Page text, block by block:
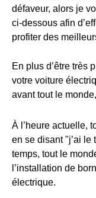
défaveur, alors je
ci-dessous afin
profiter des
En plus d’être très
votre voiture
avant tout le
À l’heure actuelle,
en se disant "j’ai le
temps, tout le
l’installation de
électrique.